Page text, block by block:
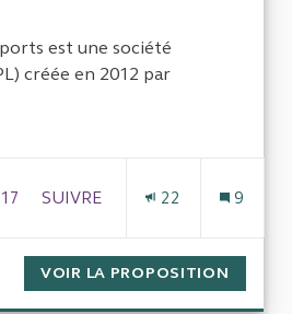
est une société
créée en 2012 par
la catégorie : CRC Bretagne
17 17 ABONNÉS
SUIVRE
22 9
VOIR LA PROPOSITION